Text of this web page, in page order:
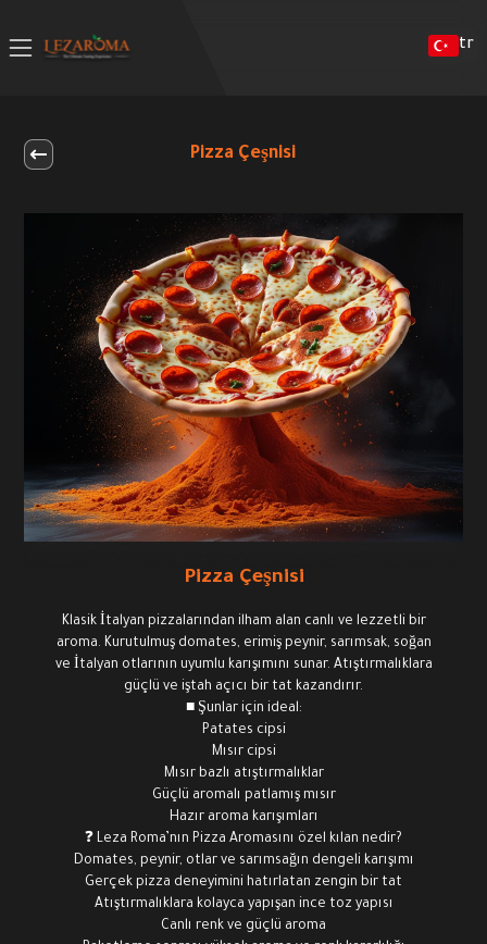
tr
Pizza Çeşnisi
Klasik İtalyan pizzalarından ilham alan canlı ve lezzetli bir
aroma. Kurutulmuş domates, erimiş peynir, sarımsak, soğan
ve İtalyan otlarının uyumlu karışımını sunar. Atıştırmalıklara
güçlü ve iştah açıcı bir tat kazandırır.
■ Şunlar için ideal:
Patates cipsi
Mısır cipsi
Mısır bazlı atıştırmalıklar
Güçlü aromalı patlamış mısır
Hazır aroma karışımları
❓ Leza Roma’nın Pizza Aromasını özel kılan nedir?
Domates, peynir, otlar ve sarımsağın dengeli karışımı
Gerçek pizza deneyimini hatırlatan zengin bir tat
Atıştırmalıklara kolayca yapışan ince toz yapısı
Canlı renk ve güçlü aroma
Pizza Çeşnisi